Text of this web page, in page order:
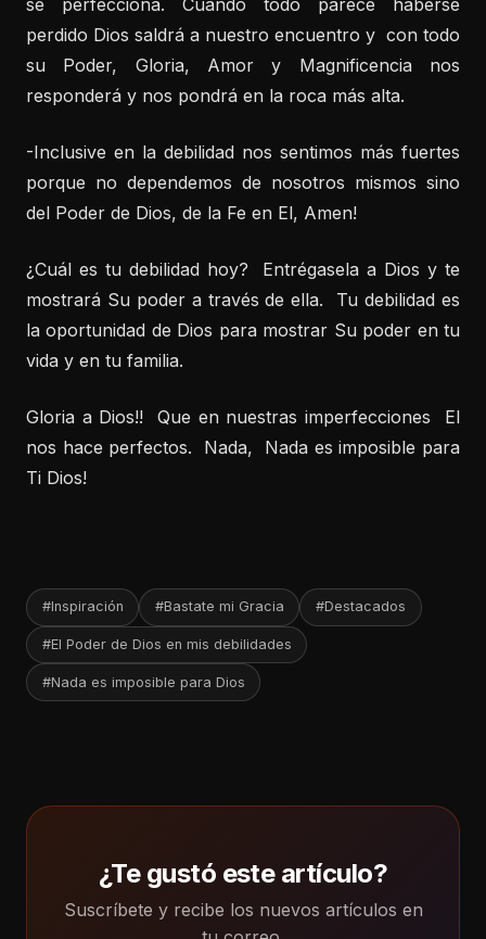
perdido Dios saldrá a nuestro encuentro y con todo
su Poder, Gloria, Amor y Magnificencia nos
responderá y nos pondrá en la roca más alta.
-Inclusive en la debilidad nos sentimos más fuertes
porque no dependemos de nosotros mismos sino
del Poder de Dios, de la Fe en El, Amen!
¿Cuál es tu debilidad hoy? Entrégasela a Dios y te
mostrará Su poder a través de ella. Tu debilidad es
la oportunidad de Dios para mostrar Su poder en tu
vida y en tu familia.
Gloria a Dios!! Que en nuestras imperfecciones El
nos hace perfectos. Nada, Nada es imposible para
Ti Dios!
#Inspiración #Bastate mi Gracia #Destacados
#El Poder de Dios en mis debilidades
#Nada es imposible para Dios
¿Te gustó este artículo?
Suscríbete y recibe los nuevos artículos en